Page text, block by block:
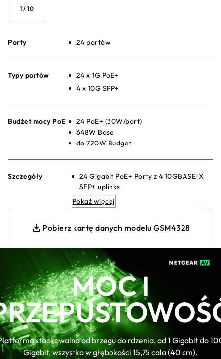
1 / 10
Porty 24 portów
Typy portów
24 x 1G PoE+
4 x 10G SFP+
Budżet mocy PoE
24 PoE+ (30W/port)
648W Base
do 720W Budget
Szczegóły
24 Gigabit PoE+ Porty z 4 10GBASE-X
SFP+ uplinks
880W internal power supply providing
1 slot dla Modułowy power supply (1+1
Any APS350Wv1, APS600Wv2,
APS920Wv1, or APS2000Wv1 can be
used
The PoE budget can reach 720W, when
the redundant PoE budget remains
648W
Virtual Chassis stacking provides non-
stop forwarding (NSF) i hitless failover
Layer 3 feature Zestaw includes static,
policy-based, i dynamic routing
Pokaż więcej
Pobierz kartę danych modelu GSM4328
MOC I
stackowalna od brzegu do rdzenia, od 1 Gigabit do
Gigabit, wszystko w głębokości 15,75 cala (40 cm).